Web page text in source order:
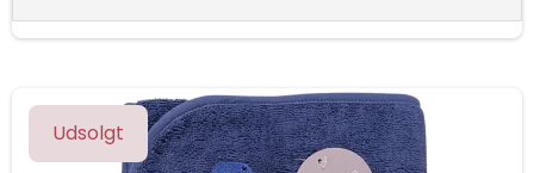
Udsolgt